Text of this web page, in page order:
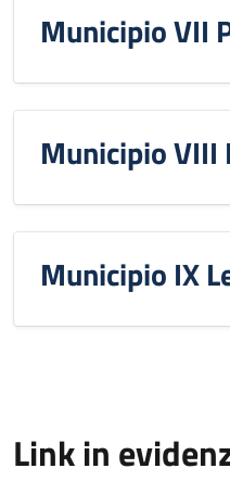
Municipio VII
Municipio VIII
Municipio IX
Link in